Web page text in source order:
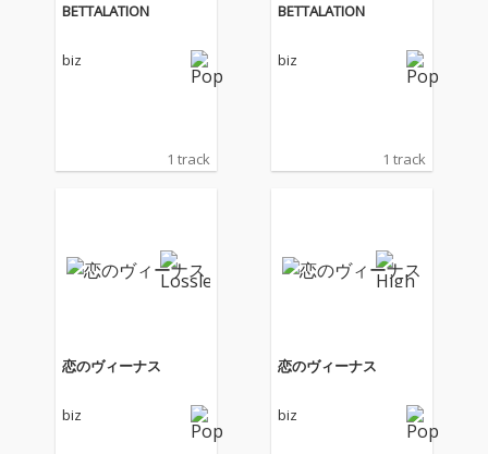
BETTALATION
biz
1 track
BETTALATION
biz
1 track
恋のヴィーナス
biz
恋のヴィーナス
biz